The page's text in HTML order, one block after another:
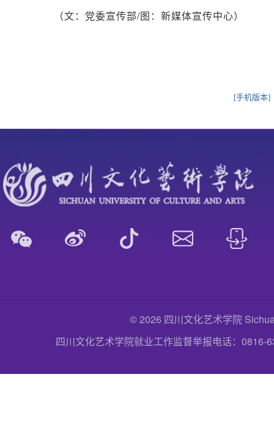
（文：党委宣传部/图：新媒体宣传中心）
[手机版本]
© 2026 四川文化艺术学院
四川文化艺术学院就业工作监督举报电话：